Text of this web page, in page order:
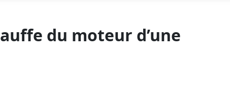
du moteur d’une